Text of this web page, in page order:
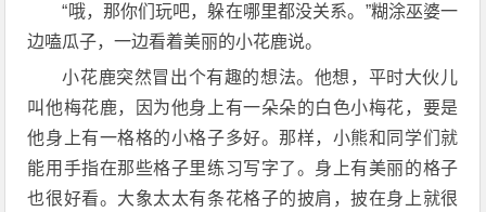
“哦，那你们玩吧，躲在哪里都没关系。”糊涂巫婆一
边嗑瓜子，一边看着美丽的小花鹿说。
小花鹿突然冒出个有趣的想法。他想，平时大伙儿
叫他梅花鹿，因为他身上有一朵朵的白色小梅花，要是
他身上有一格格的小格子多好。那样，小熊和同学们就
能用手指在那些格子里练习写字了。身上有美丽的格子
也很好看。大象太太有条花格子的披肩，披在身上就很